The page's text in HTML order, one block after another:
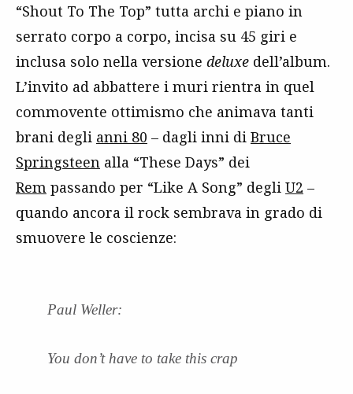
“Shout To The Top” tutta archi e piano in
serrato corpo a corpo, incisa su 45 giri e
inclusa solo nella versione deluxe dell’album.
L’invito ad abbattere i muri rientra in quel
commovente ottimismo che animava tanti
brani degli anni 80 – dagli inni di Bruce
Springsteen alla “These Days” dei
Rem passando per “Like A Song” degli U2 –
quando ancora il rock sembrava in grado di
smuovere le coscienze:
Paul Weller:
You don’t have to take this crap